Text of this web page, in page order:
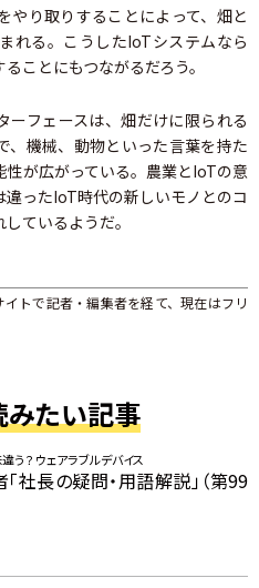
やり取りすることによって、畑と
れる。こうしたIoTシステムなら
ことにもつながるだろう。
フェースは、畑だけに限られる
、機械、動物といった言葉を持た
が広がっている。農業とIoTの意
ったIoT時代の新しいモノとのコ
ているようだ。
トで記者・編集者を経て、現在はフリ
みたい記事
う？ ウェアラブルデバイス
社長の疑問・用語解説」（第99